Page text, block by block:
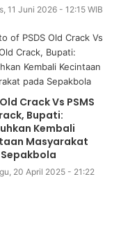
11 Juni 2026 - 12:15 WIB
Crack Vs PSMS
Bupati:
Kembali
Masyarakat
20 April 2025 - 21:22